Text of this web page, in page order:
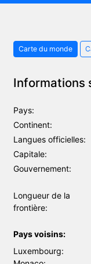
Carte du monde
Informations
Pays:
Continent:
Langues officielles:
Capitale:
Gouvernement:
Longueur de la
frontière:
Pays voisins:
Luxembourg: